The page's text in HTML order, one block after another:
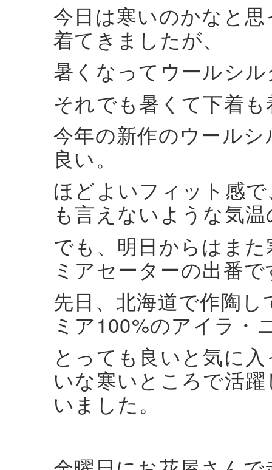
今日は寒いのかなと
着てきましたが、
暑くなってウールシ
それでも暑くて下着
今年の新作のウール
良い。
ほどよいフィット感
も言えないような気
でも、明日からはま
ミアセーターの出番
先日、北海道で作陶
ミア100%のアイラ・
とっても良いと気に
いな寒いところで活
いました。